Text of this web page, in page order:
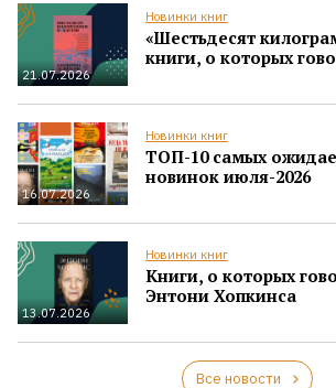
21.07.2026
Новинки книг
«Шестьдесят
книги, о которых
16.07.2026
Новинки книг
ТОП-10 самых
новинок июля-2026
13.07.2026
Новинки книг
Книги, о которых
Энтони Хопкинса
Все новости